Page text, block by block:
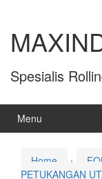
Spesialis
Menu
Home ›
PETUKANGAN